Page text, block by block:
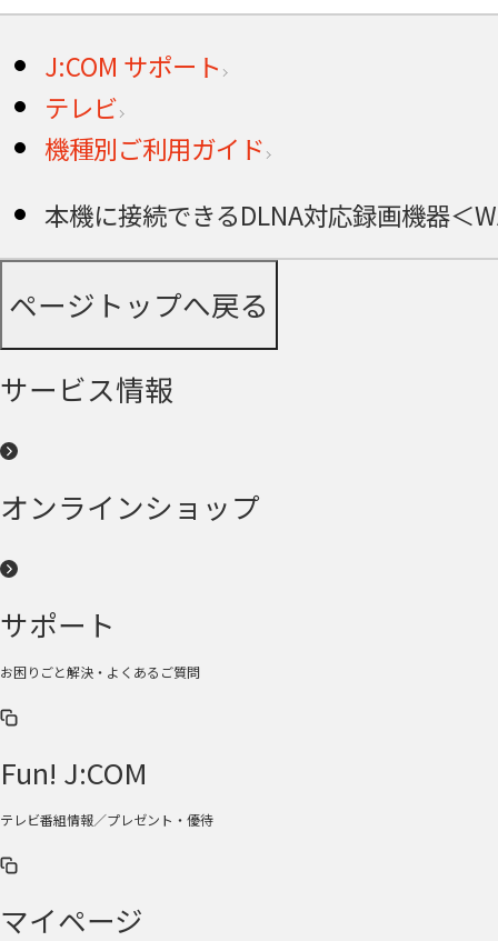
J:COM サポート
テレビ
機種別ご利用ガイド
本機に接続できるDLNA対応録画機器＜
ページトップへ戻る
サービス情報
オンラインショップ
サポート
お困りごと解決・よくあるご質問
Fun! J:COM
テレビ番組情報／プレゼント・優待
マイページ